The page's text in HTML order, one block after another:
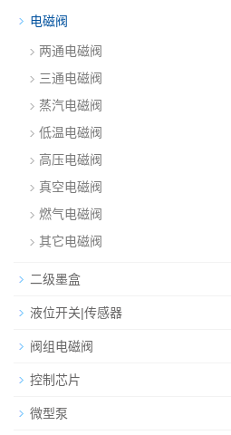
电磁阀
两通电磁阀
三通电磁阀
蒸汽电磁阀
低温电磁阀
高压电磁阀
真空电磁阀
燃气电磁阀
其它电磁阀
二级墨盒
液位开关|传感器
阀组电磁阀
控制芯片
微型泵